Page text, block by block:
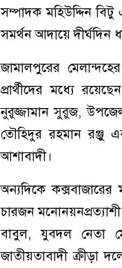
সম্পাদক মহিউদ্দিন
সমর্থন আদায়ে দীর্ঘদিন
জামালপুরের
প্রার্থীদের মধ্যে
নুরুজ্জামান সুরুজ,
তৌহিদুর রহমান রঞ্জু
আশাবাদী।
অন্যদিকে
চারজন
বাবুল, যুবদল নেতা
জাতীয়তাবাদী